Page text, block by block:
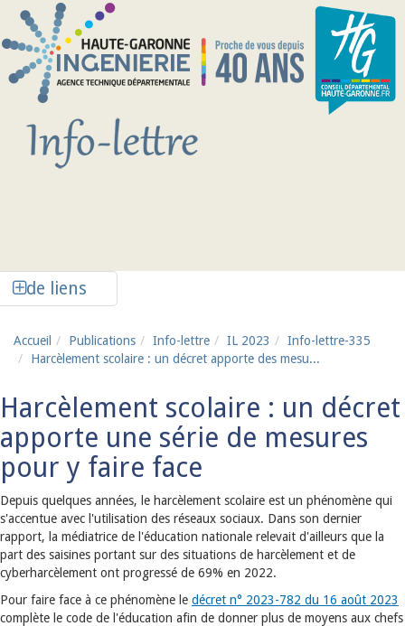
Aller au contenu principal
de liens
Accueil Publications Info-lettre IL 2023
Info-lettre-335
Harcèlement scolaire : un décret apporte des mesu...
Harcèlement scolaire : un décret
apporte une série de mesures
pour y faire face
Depuis quelques années, le harcèlement scolaire est un phénomène qui
s'accentue avec l'utilisation des réseaux sociaux. Dans son dernier
rapport, la médiatrice de l'éducation nationale relevait d'ailleurs que la
part des saisines portant sur des situations de harcèlement et de
cyberharcèlement ont progressé de 69% en 2022.
Pour faire face à ce phénomène le décret n° 2023-782 du 16 août 2023
complète le code de l'éducation afin de donner plus de moyens aux chefs